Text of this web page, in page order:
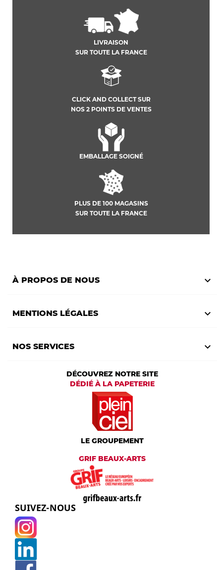
LIVRAISON
SUR TOUTE LA FRANCE
CLICK AND COLLECT SUR
NOS 2 POINTS DE VENTES
EMBALLAGE SOIGNÉ
PLUS DE 100 MAGASINS
SUR TOUTE LA FRANCE
À PROPOS DE NOUS 
MENTIONS LÉGALES 
NOS SERVICES 
DÉCOUVREZ NOTRE SITE
DÉDIÉ À LA PAPETERIE
LE GROUPEMENT
GRIF BEAUX-ARTS
SUIVEZ-NOUS